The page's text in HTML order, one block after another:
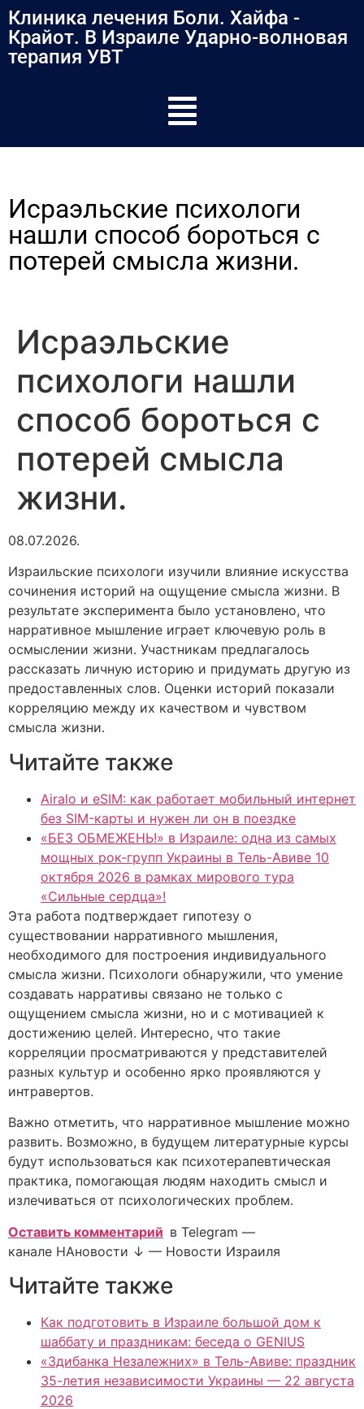
содержимому
Клиника лечения Боли. Хайфа -
Крайот. В Израиле Ударно-волновая
терапия УВТ
Исраэльские психологи
нашли способ бороться с
потерей смысла жизни.
Исраэльские
психологи нашли
способ бороться с
потерей смысла
жизни.
08.07.2026.
Израильские психологи изучили влияние искусства
сочинения историй на ощущение смысла жизни. В
результате эксперимента было установлено, что
нарративное мышление играет ключевую роль в
осмыслении жизни. Участникам предлагалось
рассказать личную историю и придумать другую из
предоставленных слов. Оценки историй показали
корреляцию между их качеством и чувством
смысла жизни.
Читайте также
Airalo и eSIM: как работает мобильный интернет
без SIM-карты и нужен ли он в поездке
«БЕЗ ОБМЕЖЕНЬ!» в Израиле: одна из самых
мощных рок-групп Украины в Тель-Авиве 10
октября 2026 в рамках мирового тура
«Сильные сердца»!
Эта работа подтверждает гипотезу о
существовании нарративного мышления,
необходимого для построения индивидуального
смысла жизни. Психологи обнаружили, что умение
создавать нарративы связано не только с
ощущением смысла жизни, но и с мотивацией к
достижению целей. Интересно, что такие
корреляции просматриваются у представителей
разных культур и особенно ярко проявляются у
интравертов.
Важно отметить, что нарративное мышление можно
развить. Возможно, в будущем литературные курсы
будут использоваться как психотерапевтическая
практика, помогающая людям находить смысл и
излечиваться от психологических проблем.
Оставить комментарий в Telegram —
канале НАновости ↓ — Новости Израиля
Читайте также
Как подготовить в Израиле большой дом к
шаббату и праздникам: беседа о GENIUS
«Здибанка Незалежних» в Тель-Авиве: праздник
35-летия независимости Украины — 22 августа
2026